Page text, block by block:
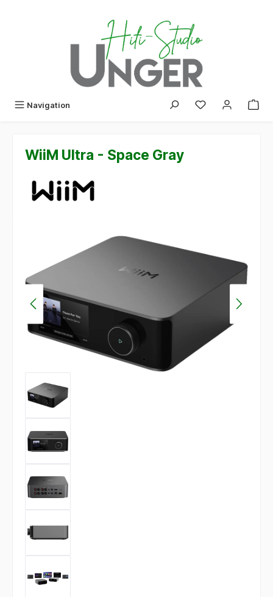
Navigation
WiiM Ultra - Space Gray
Bildergalerie überspringen